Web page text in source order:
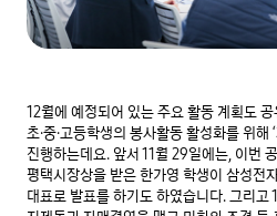
12월에 예정되어 있는 주요 활동 계획도
초·중·고등학생의 봉사활동 활성화를 위해
진행하는데요. 앞서 11월 29일에는, 이번
평택시장상을 받은 한가영 학생이 삼성
대표로 발표를 하기도 하였습니다. 그리고